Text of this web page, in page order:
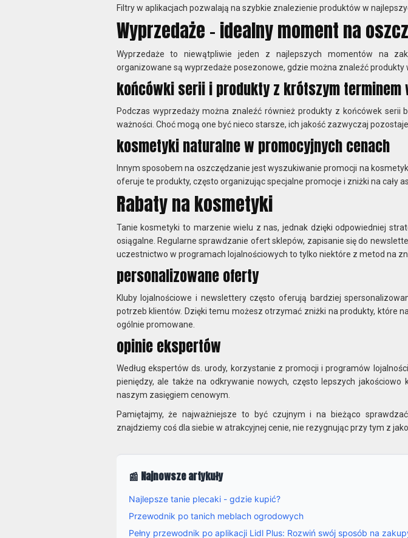
Filtry w aplikacjach pozwalają na szybkie znalezienie produktów w
Wyprzedaże – idealny moment na
Wyprzedaże to niewątpliwie jeden z najlepszych momentów na
organizowane są wyprzedaże posezonowe, gdzie można znaleźć produkty
końcówki serii i produkty z krótszym terminem
Podczas wyprzedaży można znaleźć również produkty z końcówek serii
ważności. Choć mogą one być nieco starsze, ich jakość zazwyczaj
kosmetyki naturalne w promocyjnych cenach
Innym sposobem na oszczędzanie jest wyszukiwanie promocji na
oferuje te produkty, często organizując specjalne promocje i zniżki na cały
Rabaty na kosmetyki
Tanie kosmetyki to marzenie wielu z nas, jednak dzięki odpowiedniej
osiągalne. Regularne sprawdzanie ofert sklepów, zapisanie się do
uczestnictwo w programach lojalnościowych to tylko niektóre z metod na
personalizowane oferty
Kluby lojalnościowe i newslettery często oferują bardziej
potrzeb klientów. Dzięki temu możesz otrzymać zniżki na produkty, które
ogólnie promowane.
opinie ekspertów
Według ekspertów ds. urody, korzystanie z promocji i programów
pieniędzy, ale także na odkrywanie nowych, często lepszych jakościowo
naszym zasięgiem cenowym.
Pamiętajmy, że najważniejsze to być czujnym i na bieżąco
znajdziemy coś dla siebie w atrakcyjnej cenie, nie rezygnując przy tym z
📰 Najnowsze artykuły
Najlepsze tanie plecaki - gdzie kupić?
Przewodnik po tanich meblach ogrodowych
Pełny przewodnik po aplikacji Lidl Plus: Rozwiń swój sposób na